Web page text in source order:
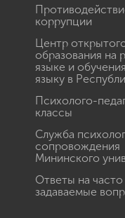
коррупции
Центр
образования на
языке и
языку в
Психолого-
классы
Служба
сопровождения
Мининского
Ответы на часто
задаваемые